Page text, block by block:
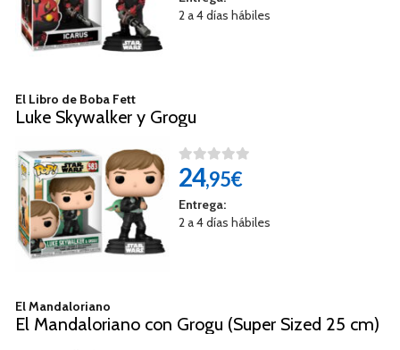
2 a 4 días hábiles
El Libro de Boba Fett
Luke Skywalker y Grogu
24,95€
Entrega:
2 a 4 días hábiles
El Mandaloriano
El Mandaloriano con Grogu (Super Sized 25 cm)